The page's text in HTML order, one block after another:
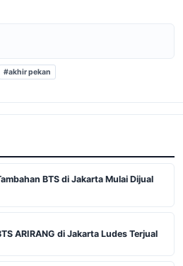
#akhir pekan
BTS di Jakarta Mulai Dijual
ARIRANG di Jakarta Ludes Terjual